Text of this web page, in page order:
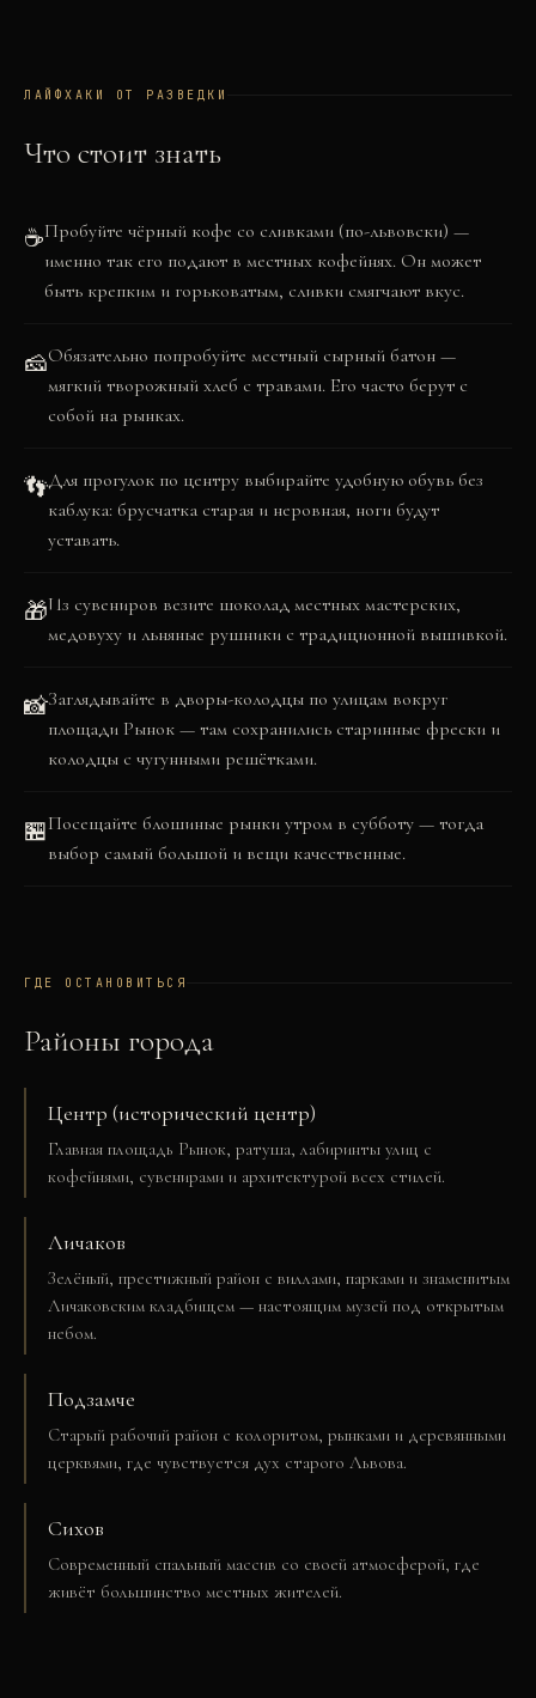
ЛАЙФХАКИ ОТ РАЗВЕДКИ
Что стоит знать
☕Пробуйте чёрный кофе со сливками (по-львовски) —
именно так его подают в местных кофейнях. Он может
быть крепким и горьковатым, сливки смягчают вкус.
🧀Обязательно попробуйте местный сырный батон —
мягкий творожный хлеб с травами. Его часто берут с
собой на рынках.
👣Для прогулок по центру выбирайте удобную обувь без
каблука: брусчатка старая и неровная, ноги будут
уставать.
🎁Из сувениров везите шоколад местных мастерских,
медовуху и льняные рушники с традиционной вышивкой.
📸Заглядывайте в дворы-колодцы по улицам вокруг
площади Рынок — там сохранились старинные фрески и
колодцы с чугунными решётками.
🏪Посещайте блошиные рынки утром в субботу — тогда
выбор самый большой и вещи качественные.
ГДЕ ОСТАНОВИТЬСЯ
Районы города
Центр (исторический центр)
Главная площадь Рынок, ратуша, лабиринты улиц с
кофейнями, сувенирами и архитектурой всех стилей.
Личаков
Зелёный, престижный район с виллами, парками и знаменитым
Личаковским кладбищем — настоящим музей под открытым
небом.
Подзамче
Старый рабочий район с колоритом, рынками и деревянными
церквями, где чувствуется дух старого Львова.
Сихов
Современный спальный массив со своей атмосферой, где
живёт большинство местных жителей.